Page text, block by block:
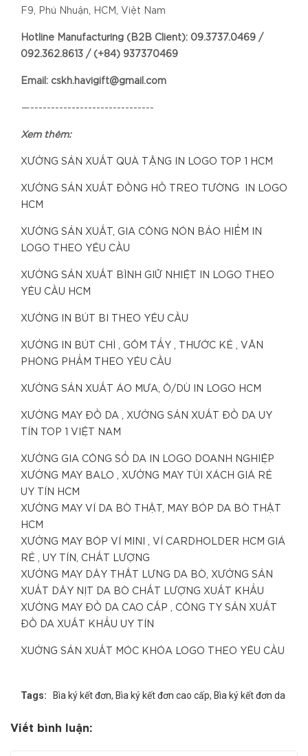
F9, Phú Nhuận, HCM, Việt Nam
Hotline Manufacturing (B2B Client): 09.3737.0469 /
092.362.8613 / (+84) 937370469
Email: cskh.havigift@gmail.com
—------------------------------
Xem thêm:
XƯỞNG SẢN XUẤT QUÀ TẶNG IN LOGO TOP 1 HCM
XƯỞNG SẢN XUẤT ĐỒNG HỒ TREO TƯỜNG IN LOGO
HCM
XƯỞNG SẢN XUẤT, GIA CÔNG NÓN BẢO HIỂM IN
LOGO THEO YÊU CẦU
XƯỞNG SẢN XUẤT BÌNH GIỮ NHIỆT IN LOGO THEO
YÊU CẦU HCM
XƯỞNG IN BÚT BI THEO YÊU CẦU
XƯỞNG IN BÚT CHÌ , GÔM TẨY , THƯỚC KẺ , VĂN
PHÒNG PHẨM THEO YÊU CẦU
XƯỞNG SẢN XUẤT ÁO MƯA, Ô/DÙ IN LOGO HCM
XƯỞNG MAY ĐỒ DA , XƯỞNG SẢN XUẤT ĐỒ DA UY
TÍN TOP 1 VIỆT NAM
XƯỞNG GIA CÔNG SỔ DA IN LOGO DOANH NGHIỆP
XƯỞNG MAY BALO , XƯỞNG MAY TÚI XÁCH GIÁ RẺ
UY TÍN HCM
XƯỞNG MAY VÍ DA BÒ THẬT, MAY BÓP DA BÒ THẬT
HCM
XƯỞNG MAY BÓP VÍ MINI , VÍ CARDHOLDER HCM GIÁ
RẺ , UY TÍN, CHẤT LƯỢNG
XƯỞNG MAY DÂY THẮT LƯNG DA BÒ, XƯỞNG SẢN
XUẤT DÂY NỊT DA BÒ CHẤT LƯỢNG XUẤT KHẨU
XƯỞNG MAY ĐỒ DA CAO CẤP , CÔNG TY SẢN XUẤT
ĐỒ DA XUẤT KHẨU UY TÍN
XUỞNG SẢN XUẤT MÓC KHÓA LOGO THEO YÊU CẦU
Tags: Bìa ký kết đơn, Bìa ký kết đơn cao cấp, Bìa ký kết đơn da
Viết bình luận: